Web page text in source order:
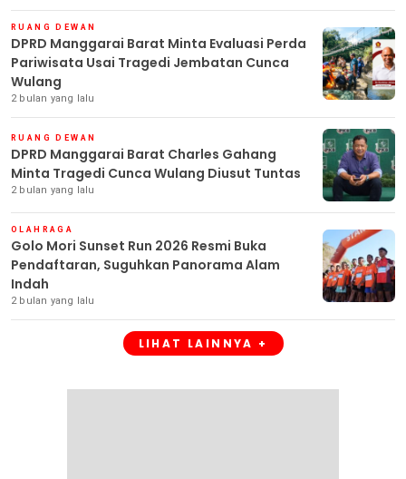
RUANG DEWAN
DPRD Manggarai Barat Minta Evaluasi Perda
Pariwisata Usai Tragedi Jembatan Cunca
Wulang
2 bulan yang lalu
RUANG DEWAN
DPRD Manggarai Barat Charles Gahang
Minta Tragedi Cunca Wulang Diusut Tuntas
2 bulan yang lalu
OLAHRAGA
Golo Mori Sunset Run 2026 Resmi Buka
Pendaftaran, Suguhkan Panorama Alam
Indah
2 bulan yang lalu
LIHAT LAINNYA +